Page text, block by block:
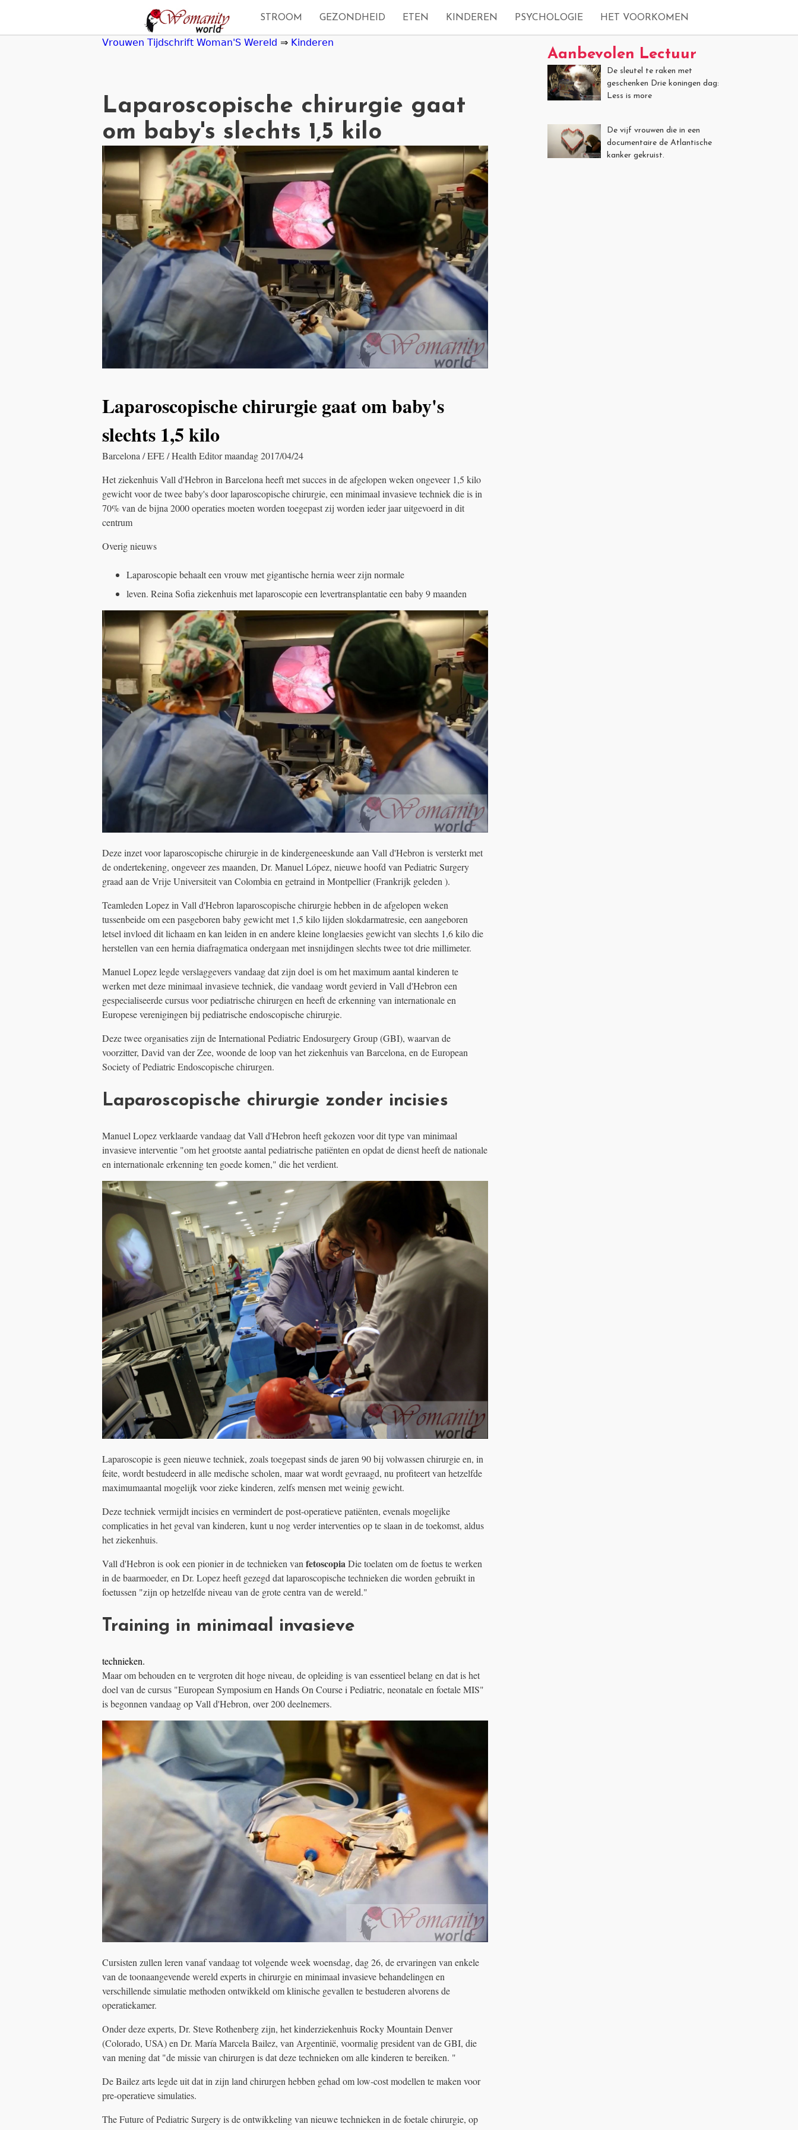
navigation
STROOM GEZONDHEID ETEN KINDEREN PSYCHOLOGIE HET VOORKOMEN
Vrouwen Tijdschrift Woman'S Wereld ⇒ Kinderen
Laparoscopische chirurgie gaat
om baby's slechts 1,5 kilo
Laparoscopische chirurgie gaat om baby's
slechts 1,5 kilo
Barcelona / EFE / Health Editor maandag 2017/04/24
Het ziekenhuis Vall d'Hebron in Barcelona heeft met succes in de afgelopen weken ongeveer 1,5 kilo
gewicht voor de twee baby's door laparoscopische chirurgie, een minimaal invasieve techniek die is in
70% van de bijna 2000 operaties moeten worden toegepast zij worden ieder jaar uitgevoerd in dit
centrum
Overig nieuws
Laparoscopie behaalt een vrouw met gigantische hernia weer zijn normale
leven. Reina Sofia ziekenhuis met laparoscopie een levertransplantatie een baby 9 maanden
Deze inzet voor laparoscopische chirurgie in de kindergeneeskunde aan Vall d'Hebron is versterkt met
de ondertekening, ongeveer zes maanden, Dr. Manuel López, nieuwe hoofd van Pediatric Surgery
graad aan de Vrije Universiteit van Colombia en getraind in Montpellier (Frankrijk geleden ).
Teamleden Lopez in Vall d'Hebron laparoscopische chirurgie hebben in de afgelopen weken
tussenbeide om een ​​pasgeboren baby gewicht met 1,5 kilo lijden slokdarmatresie, een aangeboren
letsel invloed dit lichaam en kan leiden in en andere kleine longlaesies gewicht van slechts 1,6 kilo die
herstellen van een hernia diafragmatica ondergaan met insnijdingen slechts twee tot drie millimeter.
Manuel Lopez legde verslaggevers vandaag dat zijn doel is om het maximum aantal kinderen te
werken met deze minimaal invasieve techniek, die vandaag wordt gevierd in Vall d'Hebron een
gespecialiseerde cursus voor pediatrische chirurgen en heeft de erkenning van internationale en
Europese verenigingen bij pediatrische endoscopische chirurgie.
Deze twee organisaties zijn de International Pediatric Endosurgery Group (GBI), waarvan de
voorzitter, David van der Zee, woonde de loop van het ziekenhuis van Barcelona, ​​en de European
Society of Pediatric Endoscopische chirurgen.
Laparoscopische chirurgie zonder incisies
Manuel Lopez verklaarde vandaag dat Vall d'Hebron heeft gekozen voor dit type van minimaal
invasieve interventie "om het grootste aantal pediatrische patiënten en opdat de dienst heeft de nationale
en internationale erkenning ten goede komen," die het verdient.
Laparoscopie is geen nieuwe techniek, zoals toegepast sinds de jaren 90 bij volwassen chirurgie en, in
feite, wordt bestudeerd in alle medische scholen, maar wat wordt gevraagd, nu profiteert van hetzelfde
maximumaantal mogelijk voor zieke kinderen, zelfs mensen met weinig gewicht.
Deze techniek vermijdt incisies en vermindert de post-operatieve patiënten, evenals mogelijke
complicaties in het geval van kinderen, kunt u nog verder interventies op te slaan in de toekomst, aldus
het ziekenhuis.
Vall d'Hebron is ook een pionier in de technieken van fetoscopia Die toelaten om de foetus te werken
in de baarmoeder, en Dr. Lopez heeft gezegd dat laparoscopische technieken die worden gebruikt in
foetussen "zijn op hetzelfde niveau van de grote centra van de wereld."
Training in minimaal invasieve
technieken.
Maar om behouden en te vergroten dit hoge niveau, de opleiding is van essentieel belang en dat is het
doel van de cursus "European Symposium en Hands On Course i Pediatric, neonatale en foetale MIS"
is begonnen vandaag op Vall d'Hebron, over 200 deelnemers.
Cursisten zullen leren vanaf vandaag tot volgende week woensdag, dag 26, de ervaringen van enkele
van de toonaangevende wereld experts in chirurgie en minimaal invasieve behandelingen en
verschillende simulatie methoden ontwikkeld om klinische gevallen te bestuderen alvorens de
operatiekamer.
Onder deze experts, Dr. Steve Rothenberg zijn, het kinderziekenhuis Rocky Mountain Denver
(Colorado, USA) en Dr. María Marcela Bailez, van Argentinië, voormalig president van de GBI, die
van mening dat "de missie van chirurgen is dat deze technieken om alle kinderen te bereiken. "
De Bailez arts legde uit dat in zijn land chirurgen hebben gehad om low-cost modellen te maken voor
pre-operatieve simulaties.
The Future of Pediatric Surgery is de ontwikkeling van nieuwe technieken in de foetale chirurgie, op
Aanbevolen Lectuur
De sleutel te raken met
geschenken Drie koningen dag:
Less is more
De vijf vrouwen die in een
documentaire de Atlantische
kanker gekruist.